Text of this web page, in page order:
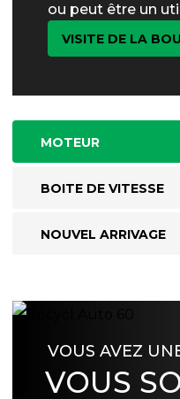
ou peut être un
VISITE DE LA
MOTEUR
BOITE DE VITESSE
NOUVEL ARRIVAGE
VOUS AVEZ
VOUS